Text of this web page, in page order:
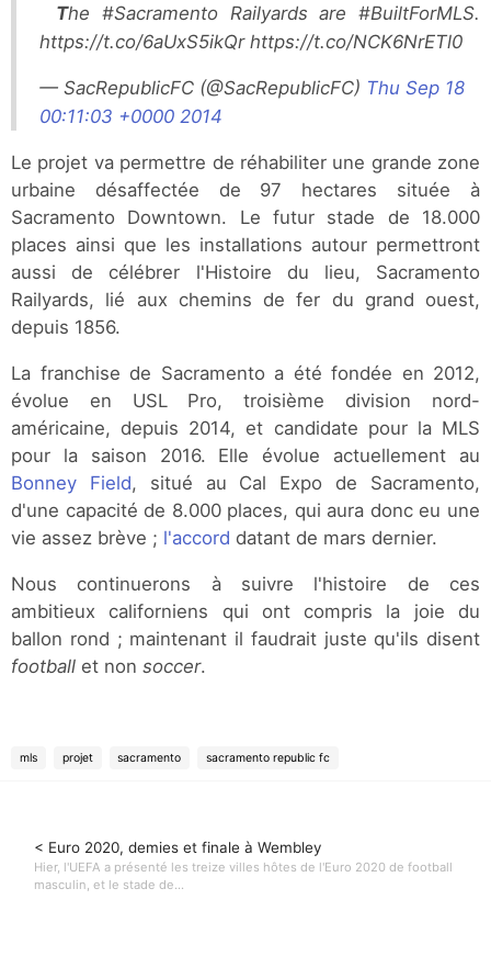
The #Sacramento Railyards are #BuiltForMLS.
https://t.co/6aUxS5ikQr https://t.co/NCK6NrETl0
— SacRepublicFC (@SacRepublicFC) Thu Sep 18
00:11:03 +0000 2014
Le projet va permettre de réhabiliter une grande zone
urbaine désaffectée de 97 hectares située à
Sacramento Downtown. Le futur stade de 18.000
places ainsi que les installations autour permettront
aussi de célébrer l'Histoire du lieu, Sacramento
Railyards, lié aux chemins de fer du grand ouest,
depuis 1856.
La franchise de Sacramento a été fondée en 2012,
évolue en USL Pro, troisième division nord-
américaine, depuis 2014, et candidate pour la MLS
pour la saison 2016. Elle évolue actuellement au
Bonney Field, situé au Cal Expo de Sacramento,
d'une capacité de 8.000 places, qui aura donc eu une
vie assez brève ; l'accord datant de mars dernier.
Nous continuerons à suivre l'histoire de ces
ambitieux californiens qui ont compris la joie du
ballon rond ; maintenant il faudrait juste qu'ils disent
football et non soccer.
mls projet sacramento sacramento republic fc
< Euro 2020, demies et finale à Wembley
Hier, l'UEFA a présenté les treize villes hôtes de l'Euro 2020 de football
masculin, et le stade de...